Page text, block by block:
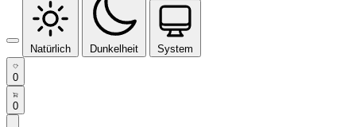
Natürlich Dunkelheit System
0
0